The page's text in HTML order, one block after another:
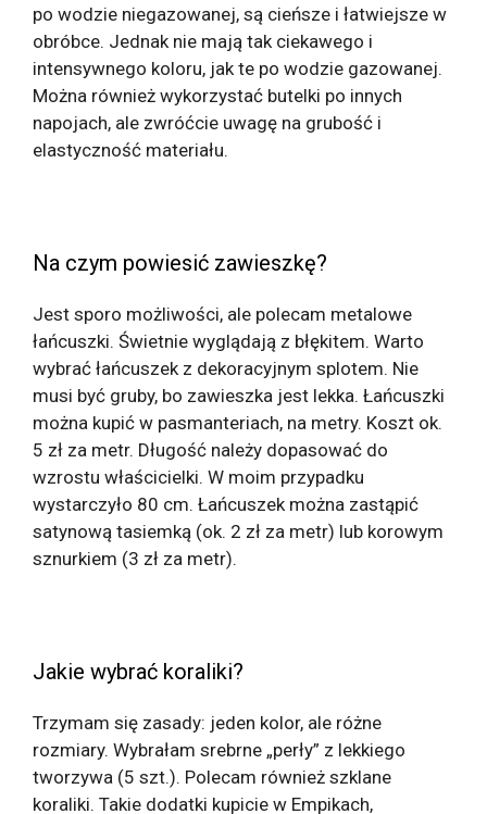
po wodzie niegazowanej, są cieńsze i łatwiejsze w
obróbce. Jednak nie mają tak ciekawego i
intensywnego koloru, jak te po wodzie gazowanej.
Można również wykorzystać butelki po innych
napojach, ale zwróćcie uwagę na grubość i
elastyczność materiału.
Na czym powiesić zawieszkę?
Jest sporo możliwości, ale polecam metalowe
łańcuszki. Świetnie wyglądają z błękitem. Warto
wybrać łańcuszek z dekoracyjnym splotem. Nie
musi być gruby, bo zawieszka jest lekka. Łańcuszki
można kupić w pasmanteriach, na metry. Koszt ok.
5 zł za metr. Długość należy dopasować do
wzrostu właścicielki. W moim przypadku
wystarczyło 80 cm. Łańcuszek można zastąpić
satynową tasiemką (ok. 2 zł za metr) lub korowym
sznurkiem (3 zł za metr).
Jakie wybrać koraliki?
Trzymam się zasady: jeden kolor, ale różne
rozmiary. Wybrałam srebrne „perły” z lekkiego
tworzywa (5 szt.). Polecam również szklane
koraliki. Takie dodatki kupicie w Empikach,